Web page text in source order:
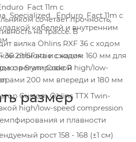
Fact 11m с
сочетает прочность,
на трассе. В
вилка Öhlins RXF 36 с ходом
отскока и сжатия.
Sram Code R
200 мм впереди и 180 мм
Specialized Enduro Fact 11m с
кабелей и внутренним
36 29/6Fattie с ходом 160 мм для
с регулировкой high/low-
Custom Öhlins TTX Twin-
high/low-speed compression
и плавности
размер
рост 158 - 168 (±1 см)